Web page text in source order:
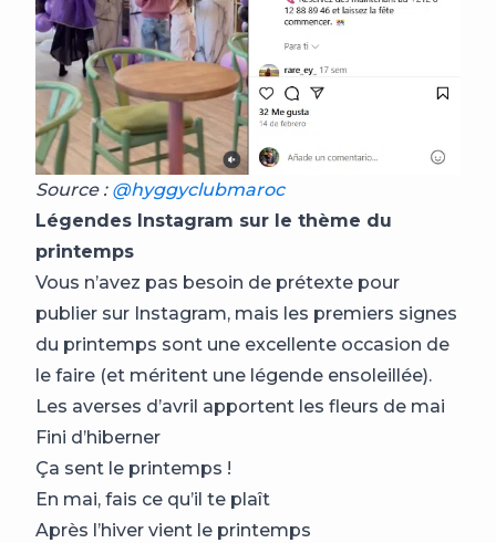
Source : @hyggyclubmaroc
Légendes Instagram sur le thème du
printemps
Vous n’avez pas besoin de prétexte pour
publier sur Instagram, mais les premiers signes
du printemps sont une excellente occasion de
le faire (et méritent une légende ensoleillée).
Les averses d’avril apportent les fleurs de mai
Fini d’hiberner
Ça sent le printemps !
En mai, fais ce qu’il te plaît
Après l’hiver vient le printemps